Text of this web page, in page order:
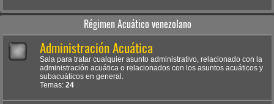
Régimen Acuático venezolano
Administración Acuática
Sala para tratar cualquier asunto administrativo, relacionado con la
administración acuática o relacionados con los asuntos acuáticos y
subacuáticos en general.
Temas: 24